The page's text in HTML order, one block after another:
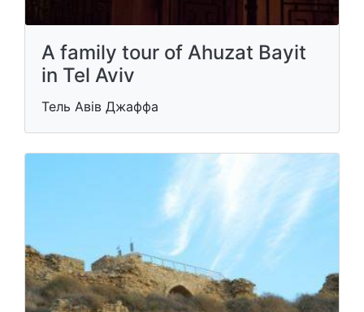
A family tour of Ahuzat Bayit
in Tel Aviv
Тель Авів Джаффа